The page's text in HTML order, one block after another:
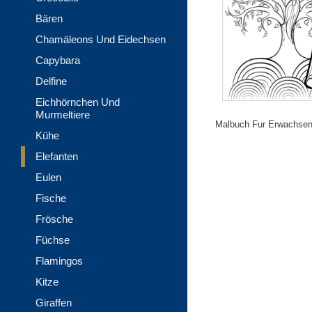
Malbuch Fur
Bären
Chamäleons Und Eidechsen
Capybara
Delfine
Eichhörnchen Und
Murmeltiere
Kühe
Elefanten
Eulen
Fische
Frösche
Füchse
Flamingos
Kitze
Giraffen